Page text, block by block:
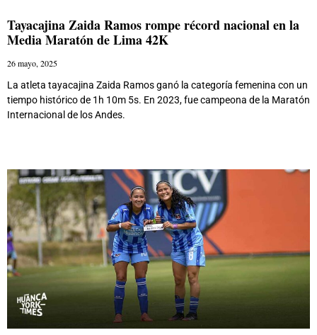
Tayacajina Zaida Ramos rompe récord nacional en la
Media Maratón de Lima 42K
26 mayo, 2025
La atleta tayacajina Zaida Ramos ganó la categoría femenina con un
tiempo histórico de 1h 10m 5s. En 2023, fue campeona de la Maratón
Internacional de los Andes.